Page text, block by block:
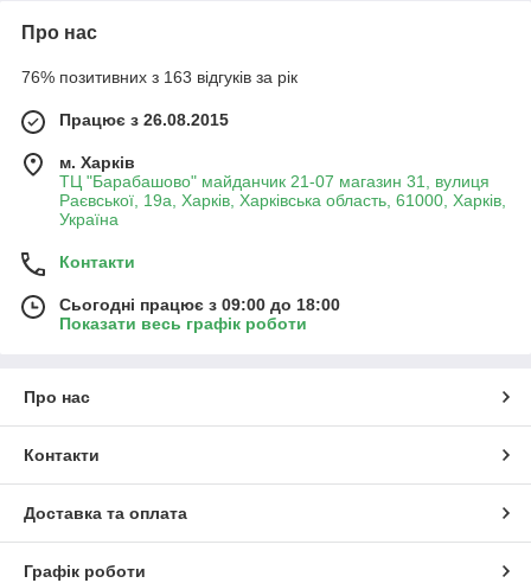
Про нас
76% позитивних з 163 відгуків за рік
Працює з 26.08.2015
м. Харків
ТЦ "Барабашово" майданчик 21-07 магазин 31, вулиця
Раєвської, 19а, Харків, Харківська область, 61000, Харків,
Україна
Контакти
Сьогодні працює з 09:00 до 18:00
Показати весь графік роботи
Про нас
Контакти
Доставка та оплата
Графік роботи